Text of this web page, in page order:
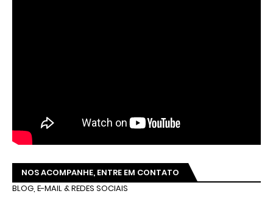
NOS ACOMPANHE, ENTRE EM CONTATO
BLOG, E-MAIL & REDES SOCIAIS